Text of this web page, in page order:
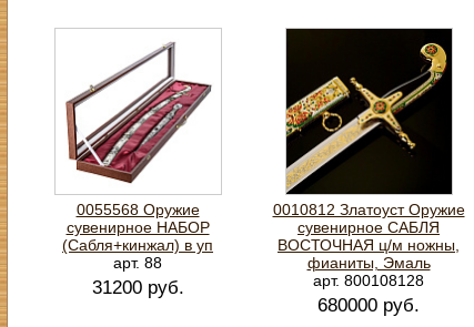
0055568 Оружие
сувенирное НАБОР
(Сабля+кинжал) в уп
арт. 88
31200 руб.
0010812 Златоуст Оружие
сувенирное САБЛЯ
ВОСТОЧНАЯ ц/м ножны,
фианиты, Эмаль
арт. 800108128
680000 руб.